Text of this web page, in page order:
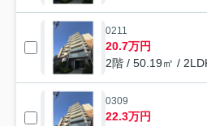
0211
20.7万円
2階 / 50.19㎡ /
0309
22.3万円